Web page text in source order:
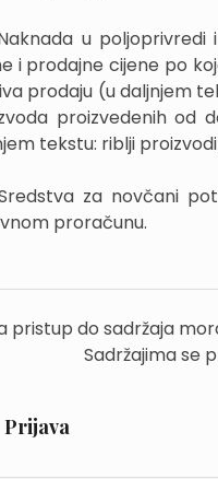
u
i prodajne cijene po
prodaju (u daljnjem
proizvedenih od
tekstu: riblji
za novčani
proračunu.
pristup do sadržaja
Sadržajima se
Prijava